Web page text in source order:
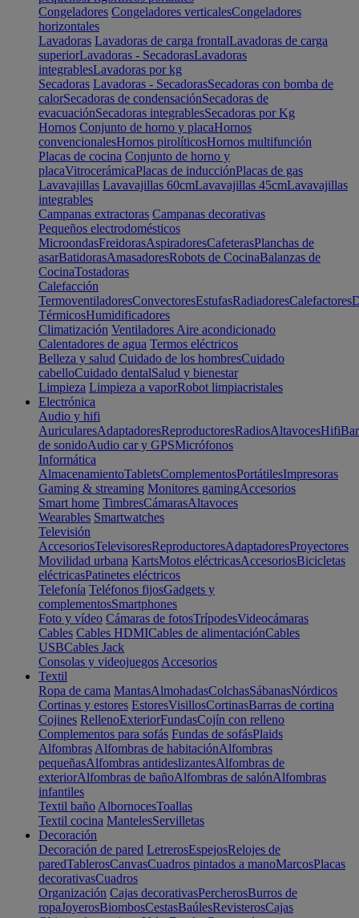
Congeladores Congeladores verticalesCongeladores
horizontales
Lavadoras Lavadoras de carga frontalLavadoras de carga
superiorLavadoras - SecadorasLavadoras
integrablesLavadoras por kg
Secadoras Lavadoras - SecadorasSecadoras con bomba de
calorSecadoras de condensaciónSecadoras de
evacuaciónSecadoras integrablesSecadoras por Kg
Hornos Conjunto de horno y placaHornos
convencionalesHornos pirolíticosHornos multifunción
Placas de cocina Conjunto de horno y
placaVitrocerámicaPlacas de inducciónPlacas de gas
Lavavajillas Lavavajillas 60cmLavavajillas 45cmLavavajillas
integrables
Campanas extractoras Campanas decorativas
Pequeños electrodomésticos
MicroondasFreidorasAspiradoresCafeterasPlanchas de
asarBatidorasAmasadoresRobots de CocinaBalanzas de
CocinaTostadoras
Calefacción
TermoventiladoresConvectoresEstufasRadiadoresCalefactores
TérmicosHumidificadores
Climatización Ventiladores Aire acondicionado
Calentadores de agua Termos eléctricos
Belleza y salud Cuidado de los hombresCuidado
cabelloCuidado dentalSalud y bienestar
Limpieza Limpieza a vaporRobot limpiacristales
Electrónica
Audio y hifi
AuricularesAdaptadoresReproductoresRadiosAltavocesHifi
de sonidoAudio car y GPSMicrófonos
Informática
AlmacenamientoTabletsComplementosPortátilesImpresoras
Gaming & streaming Monitores gamingAccesorios
Smart home TimbresCámarasAltavoces
Wearables Smartwatches
Televisión
AccesoriosTelevisoresReproductoresAdaptadoresProyectores
Movilidad urbana KartsMotos eléctricasAccesoriosBicicletas
eléctricasPatinetes eléctricos
Telefonía Teléfonos fijosGadgets y
complementosSmartphones
Foto y vídeo Cámaras de fotosTrípodesVideocámaras
Cables Cables HDMICables de alimentaciónCables
USBCables Jack
Consolas y videojuegos Accesorios
Textil
Ropa de cama MantasAlmohadasColchasSábanasNórdicos
Cortinas y estores EstoresVisillosCortinasBarras de cortina
Cojines RellenoExteriorFundasCojín con relleno
Complementos para sofás Fundas de sofásPlaids
Alfombras Alfombras de habitaciónAlfombras
pequeñasAlfombras antideslizantesAlfombras de
exteriorAlfombras de bañoAlfombras de salónAlfombras
infantiles
Textil baño AlbornocesToallas
Textil cocina MantelesServilletas
Decoración
Decoración de pared LetrerosEspejosRelojes de
paredTablerosCanvasCuadros pintados a manoMarcosPlacas
decorativasCuadros
Organización Cajas decorativasPercherosBurros de
ropaJoyerosBiombosCestasBaúlesRevisterosCajas